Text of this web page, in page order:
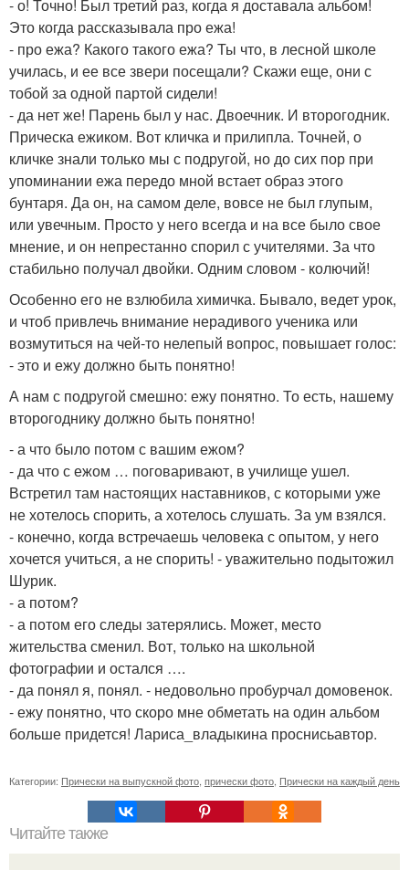
- о! Точно! Был третий раз, когда я доставала альбом!
Это когда рассказывала про ежа!
- про ежа? Какого такого ежа? Ты что, в лесной школе
училась, и ее все звери посещали? Скажи еще, они с
тобой за одной партой сидели!
- да нет же! Парень был у нас. Двоечник. И второгодник.
Прическа ежиком. Вот кличка и прилипла. Точней, о
кличке знали только мы с подругой, но до сих пор при
упоминании ежа передо мной встает образ этого
бунтаря. Да он, на самом деле, вовсе не был глупым,
или увечным. Просто у него всегда и на все было свое
мнение, и он непрестанно спорил с учителями. За что
стабильно получал двойки. Одним словом - колючий!
Особенно его не взлюбила химичка. Бывало, ведет урок,
и чтоб привлечь внимание нерадивого ученика или
возмутиться на чей-то нелепый вопрос, повышает голос:
- это и ежу должно быть понятно!
А нам с подругой смешно: ежу понятно. То есть, нашему
второгоднику должно быть понятно!
- а что было потом с вашим ежом?
- да что с ежом … поговаривают, в училище ушел.
Встретил там настоящих наставников, с которыми уже
не хотелось спорить, а хотелось слушать. За ум взялся.
- конечно, когда встречаешь человека с опытом, у него
хочется учиться, а не спорить! - уважительно подытожил
Шурик.
- а потом?
- а потом его следы затерялись. Может, место
жительства сменил. Вот, только на школьной
фотографии и остался ….
- да понял я, понял. - недовольно пробурчал домовенок.
- ежу понятно, что скоро мне обметать на один альбом
больше придется! Лариса_владыкина проснисьавтор.
Категории: Прически на выпускной фото прически фото Прически на каждый день
Читайте также